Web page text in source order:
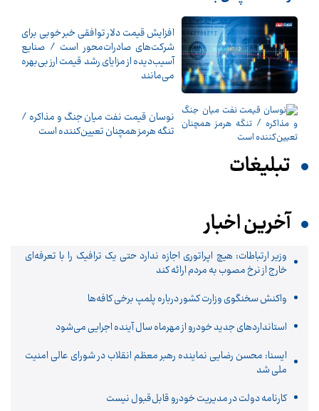
افزایش قیمت دلار توافقی خبر خوبی برای
شرکت‌های صادرات‌محور است / صنایع
آسیب‌دیده از مزایای رشد قیمت ارز بی‌بهره
می‌مانند
نوسان قیمت نفت میان جنگ و مذاکره /
تنگه هرمز همچنان تعیین‌کننده است
تبلیغات
آخرین اخبار
وزیر ارتباطات: هیچ اپراتوری اجازه ندارد حتی یک ترافیک را با تعرفه‌ای
خارج از نرخ مصوب به مردم ارائه کند
واکنش سخنگوی وزارت کشور درباره پلمپ برخی کافه‌ها
استانداردهای جدید خودرو از مهرماه سال آینده اجرایی می‌شود
ایسنا: محسن رضایی نماینده رهبر معظم انقلاب در شورای عالی امنیت
ملی شد
کارنامه دولت در مدیریت خودرو قابل‌قبول نیست